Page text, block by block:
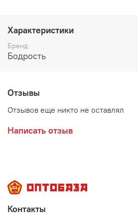
Характеристики
Бренд
Бодрость
Отзывы
Отзывов еще никто не оставлял
Написать отзыв
Контакты